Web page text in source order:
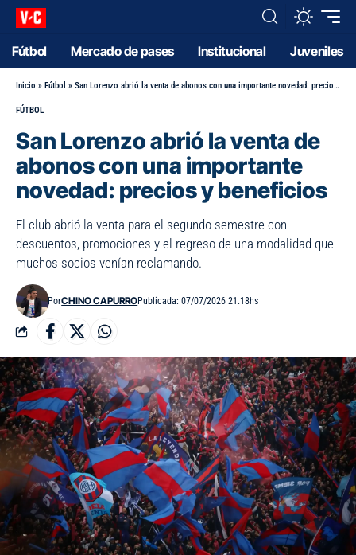
Fútbol Mercado de pases Institucional Juveniles
Inicio » Fútbol » San Lorenzo abrió la venta de abonos con una importante novedad: precios y beneficios
FÚTBOL
San Lorenzo abrió la venta de
abonos con una importante
novedad: precios y beneficios
El club abrió la venta para el segundo semestre con
descuentos, promociones y el regreso de una modalidad que
muchos socios venían reclamando.
PorCHINO CAPURROPublicada: 07/07/2026 21.18hs